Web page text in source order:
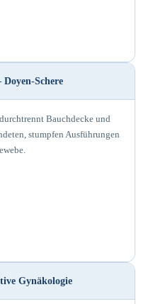
Doyen-Schere
Bauchdecke und
stumpfen Ausführungen
Gynäkologie